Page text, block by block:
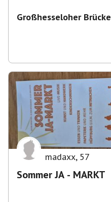
Großhesseloher Brücke
madaxx, 57
Sommer JA - MARKT